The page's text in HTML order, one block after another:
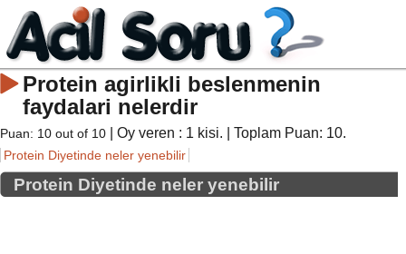
Protein agirlikli beslenmenin
faydalari nelerdir
Puan: 10 out of 10 | Oy veren : 1 kisi. | Toplam Puan: 10.
Protein Diyetinde neler yenebilir
Protein Diyetinde neler yenebilir